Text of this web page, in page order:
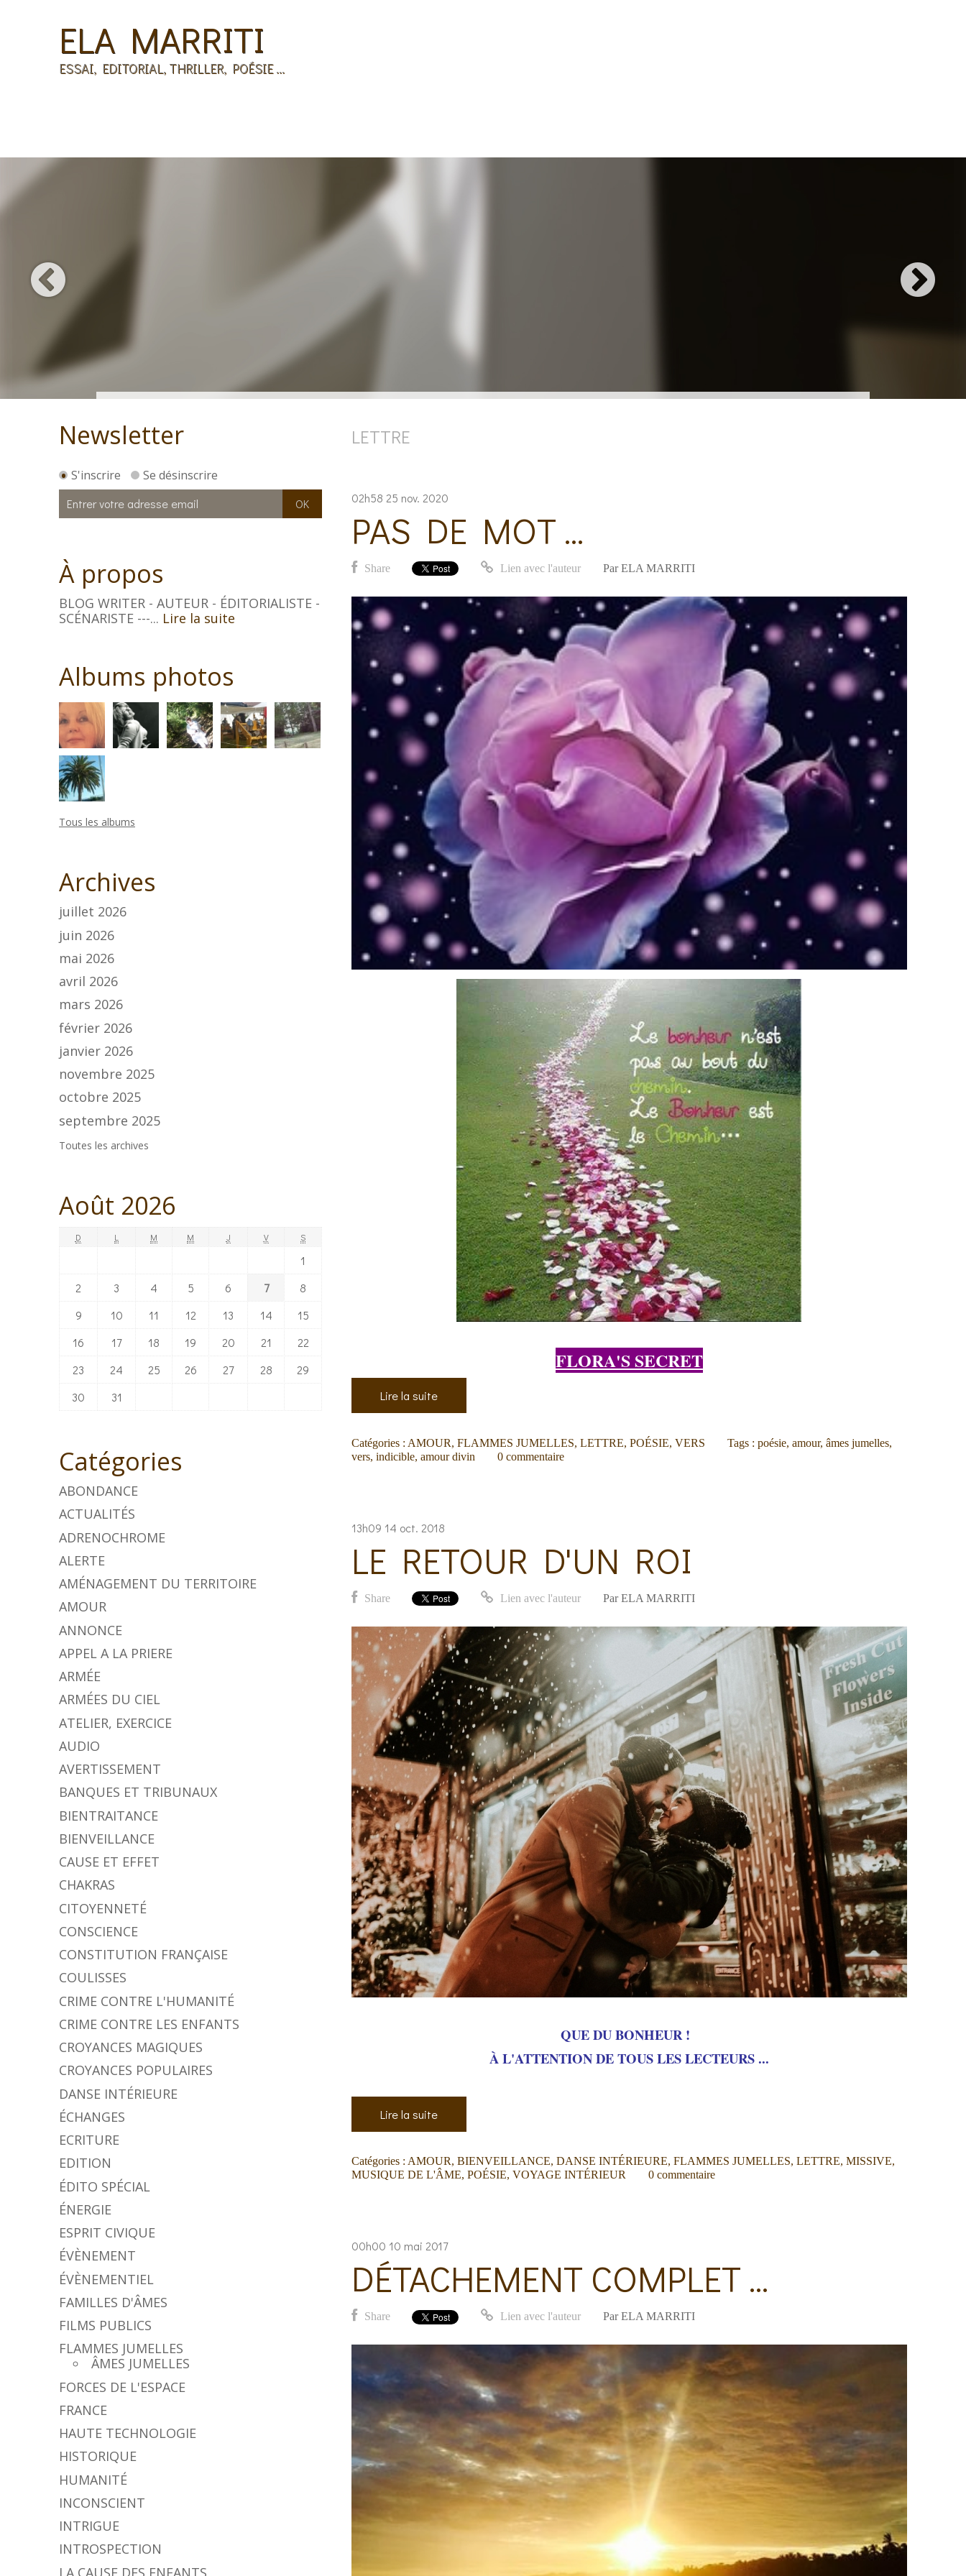
ELA MARRITI
ESSAI, EDITORIAL, THRILLER, POÉSIE ...
Newsletter
S'inscrire Se désinscrire
À propos
BLOG WRITER - AUTEUR - ÉDITORIALISTE -
SCÉNARISTE ---... Lire la suite
Albums photos
Tous les albums
Archives
juillet 2026
juin 2026
mai 2026
avril 2026
mars 2026
février 2026
janvier 2026
novembre 2025
octobre 2025
septembre 2025
Toutes les archives
Août 2026
D L M M J V S
1
2
3 4 5 6 7
8
9
10 11 12 13 14
15
16
17 18 19 20 21
22
23
24 25 26 27 28
29
30
31
Catégories
ABONDANCE
ACTUALITÉS
ADRENOCHROME
ALERTE
AMÉNAGEMENT DU TERRITOIRE
AMOUR
ANNONCE
APPEL A LA PRIERE
ARMÉE
ARMÉES DU CIEL
ATELIER, EXERCICE
AUDIO
AVERTISSEMENT
BANQUES ET TRIBUNAUX
BIENTRAITANCE
BIENVEILLANCE
CAUSE ET EFFET
CHAKRAS
CITOYENNETÉ
CONSCIENCE
CONSTITUTION FRANÇAISE
COULISSES
CRIME CONTRE L'HUMANITÉ
CRIME CONTRE LES ENFANTS
CROYANCES MAGIQUES
CROYANCES POPULAIRES
DANSE INTÉRIEURE
ÉCHANGES
ECRITURE
EDITION
ÉDITO SPÉCIAL
ÉNERGIE
ESPRIT CIVIQUE
ÉVÈNEMENT
ÉVÈNEMENTIEL
FAMILLES D'ÂMES
FILMS PUBLICS
FLAMMES JUMELLES
ÂMES JUMELLES
FORCES DE L'ESPACE
FRANCE
HAUTE TECHNOLOGIE
HISTORIQUE
HUMANITÉ
INCONSCIENT
INTRIGUE
INTROSPECTION
LA CAUSE DES ENFANTS
LETTRE
02h58 25 nov. 2020
PAS DE MOT ...
Share Lien avec l'auteur Par ELA MARRITI
FLORA'S SECRET
Lire la suite
Catégories : AMOUR, FLAMMES JUMELLES, LETTRE, POÉSIE, VERS Tags : poésie, amour, âmes jumelles,
vers, indicible, amour divin 0 commentaire
13h09 14 oct. 2018
LE RETOUR D'UN ROI
Share Lien avec l'auteur Par ELA MARRITI
QUE DU BONHEUR !
À L'ATTENTION DE TOUS LES LECTEURS ...
Lire la suite
Catégories : AMOUR, BIENVEILLANCE, DANSE INTÉRIEURE, FLAMMES JUMELLES, LETTRE, MISSIVE,
MUSIQUE DE L'ÂME, POÉSIE, VOYAGE INTÉRIEUR 0 commentaire
00h00 10 mai 2017
DÉTACHEMENT COMPLET ...
Share Lien avec l'auteur Par ELA MARRITI